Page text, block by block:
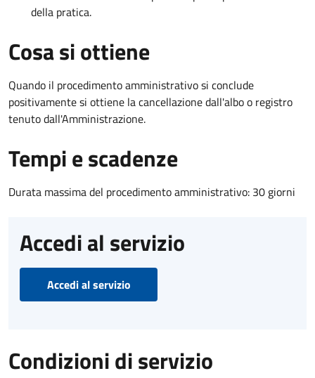
della pratica.
Cosa si ottiene
Quando il procedimento amministrativo si conclude
positivamente si ottiene la cancellazione dall'albo o registro
tenuto dall'Amministrazione.
Tempi e scadenze
Durata massima del procedimento amministrativo: 30 giorni
Accedi al servizio
Accedi al servizio
Condizioni di servizio